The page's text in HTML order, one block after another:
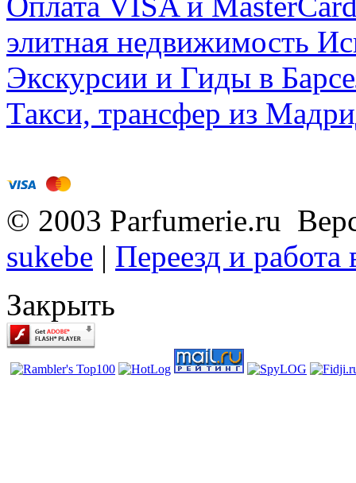
элитная недвижимость
Экскурсии и Гиды в
Такси, трансфер из
© 2003 Parfumerie.ru
sukebe | Переезд и
Закрыть